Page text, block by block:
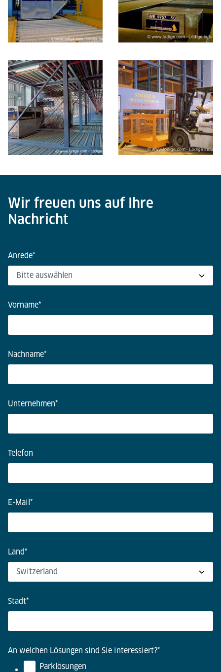
Wir freuen uns auf Ihre
Nachricht
Anrede*
Vorname*
Nachname*
Unternehmen*
Telefon
E-Mail *
Land*
Stadt*
An welchen Lösungen sind Sie interessiert?*
Parklösungen